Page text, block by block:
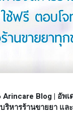
Blog | อัพเ
ริหารร้านขายยา แ